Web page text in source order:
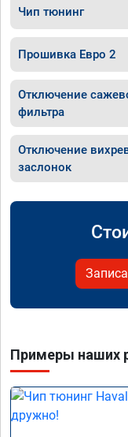
Чип тюнинг
Прошивка Евро 2
Отключение
фильтра
Отключение
заслонок
Примеры наших